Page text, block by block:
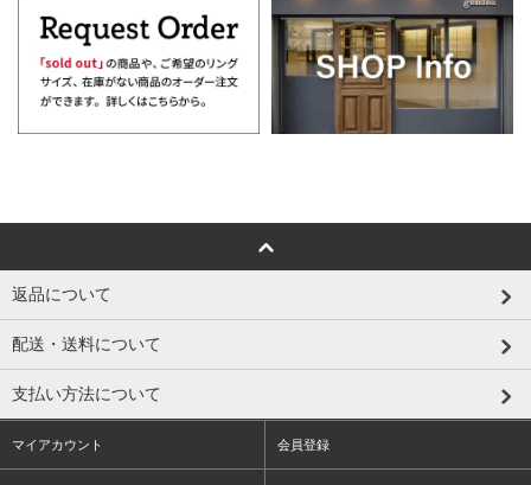
返品について
配送・送料について
支払い方法について
マイアカウント 会員登録